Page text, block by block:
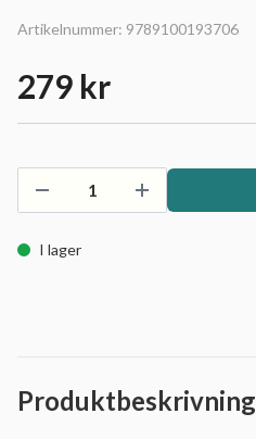
Artikelnummer: 9789100193706
279 kr
I lager
Produktbeskrivning